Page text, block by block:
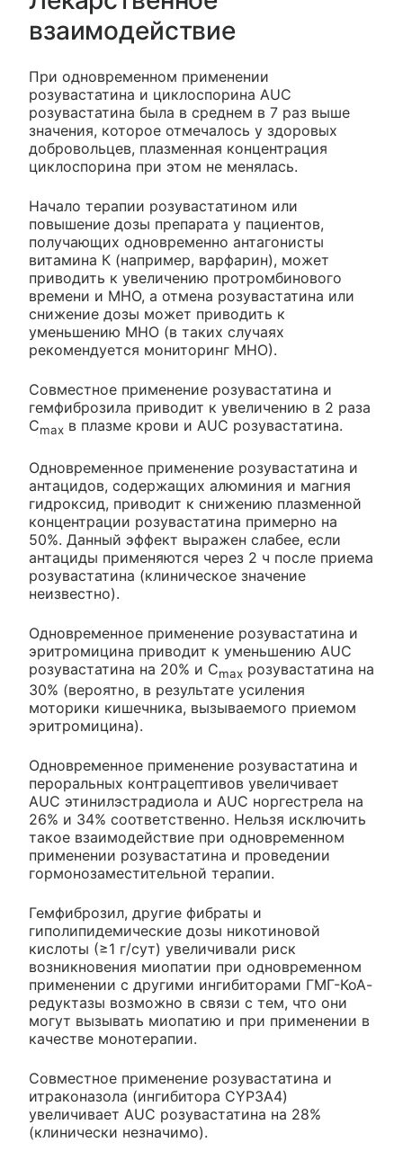
взаимодействие
При одновременном применении
розувастатина и циклоспорина AUC
розувастатина была в среднем в 7 раз выше
значения, которое отмечалось у здоровых
добровольцев, плазменная концентрация
циклоспорина при этом не менялась.
Начало терапии розувастатином или
повышение дозы препарата у пациентов,
получающих одновременно антагонисты
витамина К (например, варфарин), может
приводить к увеличению протромбинового
времени и МНО, а отмена розувастатина или
снижение дозы может приводить к
уменьшению МНО (в таких случаях
рекомендуется мониторинг МНО).
Совместное применение розувастатина и
гемфиброзила приводит к увеличению в 2 раза
Cmax в плазме крови и AUC розувастатина.
Одновременное применение розувастатина и
антацидов, содержащих алюминия и магния
гидроксид, приводит к снижению плазменной
концентрации розувастатина примерно на
50%. Данный эффект выражен слабее, если
антациды применяются через 2 ч после приема
розувастатина (клиническое значение
неизвестно).
Одновременное применение розувастатина и
эритромицина приводит к уменьшению AUC
розувастатина на 20% и Cmax розувастатина на
30% (вероятно, в результате усиления
моторики кишечника, вызываемого приемом
эритромицина).
Одновременное применение розувастатина и
пероральных контрацептивов увеличивает
AUC этинилэстрадиола и AUC норгестрела на
26% и 34% соответственно. Нельзя исключить
такое взаимодействие при одновременном
применении розувастатина и проведении
гормонозаместительной терапии.
Гемфиброзил, другие фибраты и
гиполипидемические дозы никотиновой
кислоты (≥1 г/сут) увеличивали риск
возникновения миопатии при одновременном
применении с другими ингибиторами ГМГ-КоА-
редуктазы возможно в связи с тем, что они
могут вызывать миопатию и при применении в
качестве монотерапии.
Совместное применение розувастатина и
итраконазола (ингибитора CYP3A4)
увеличивает AUC розувастатина на 28%
(клинически незначимо).